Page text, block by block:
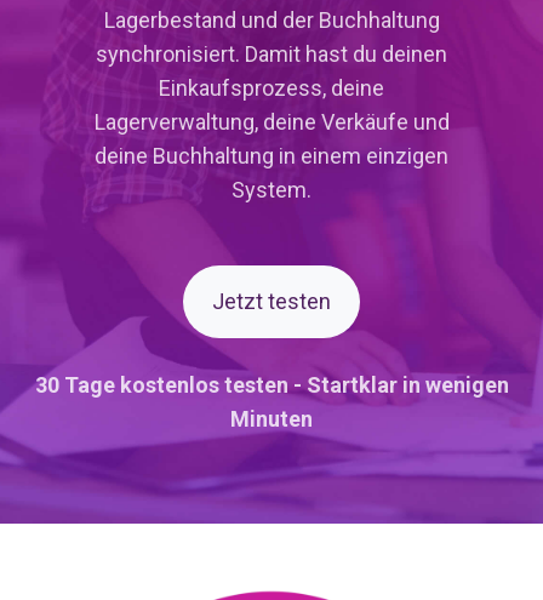
Lagerbestand und der Buchhaltung
synchronisiert. Damit hast du deinen
Einkaufsprozess, deine
Lagerverwaltung, deine Verkäufe und
deine Buchhaltung in einem einzigen
System.
Jetzt testen
30 Tage kostenlos testen - Startklar in wenigen
Minuten